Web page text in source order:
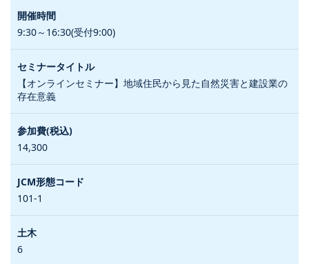
9:30～16:30(受付9:00)
【オンラインセミナー】地域住民から見た自然災害と建設業の
存在意義
14,300
101-1
6